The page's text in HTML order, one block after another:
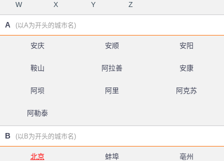
W X Y Z
A (以A为开头的城市名)
安庆 安顺 安阳
鞍山 阿拉善 安康
阿坝 阿里 阿克苏
阿勒泰
B (以B为开头的城市名)
北京 蚌埠 亳州